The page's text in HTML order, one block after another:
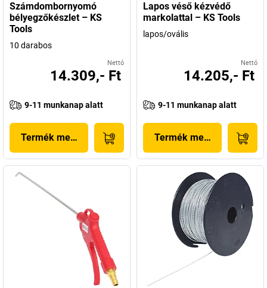
Számdombornyomó
bélyegzőkészlet – KS
Tools
10 darabos
Nettó
14.309,- Ft
9-11 munkanap alatt
Termék megjelenítése
Lapos véső kézvédő
markolattal – KS Tools
lapos/ovális
Nettó
14.205,- Ft
9-11 munkanap alatt
Termék megjelenítése